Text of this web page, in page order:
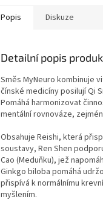
Popis Diskuze
Detailní popis
Směs MyNeuro kombinuje
čínské medicíny posilují Qi
Pomáhá harmonizovat
mentální rovnováze,
Obsahuje Reishi, která
soustavy, Ren Shen
Cao (Meduňku), jež
Ginkgo biloba pomáhá
přispívá k normálnímu
myšlením.